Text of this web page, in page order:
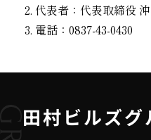
代表者：代表取締役
電話：0837-43-0430
田村ビルズグ